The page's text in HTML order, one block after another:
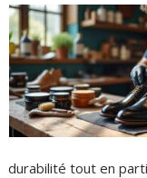
durabilité tout en